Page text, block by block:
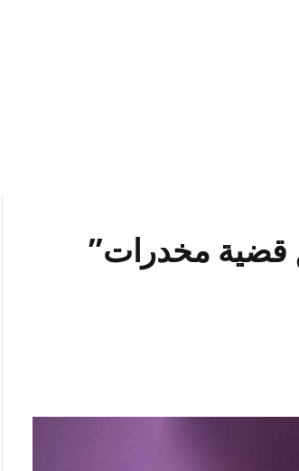
قضية مخدرات”